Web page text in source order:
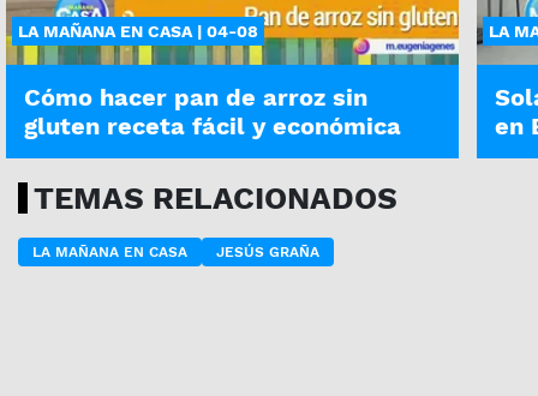
LA MAÑANA EN CASA | 04-08
Cómo hacer pan de arroz sin
gluten receta fácil y económica
LA
en
TEMAS RELACIONADOS
LA MAÑANA EN CASA JESÚS GRAÑA